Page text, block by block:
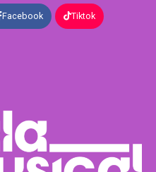
Facebook Tiktok